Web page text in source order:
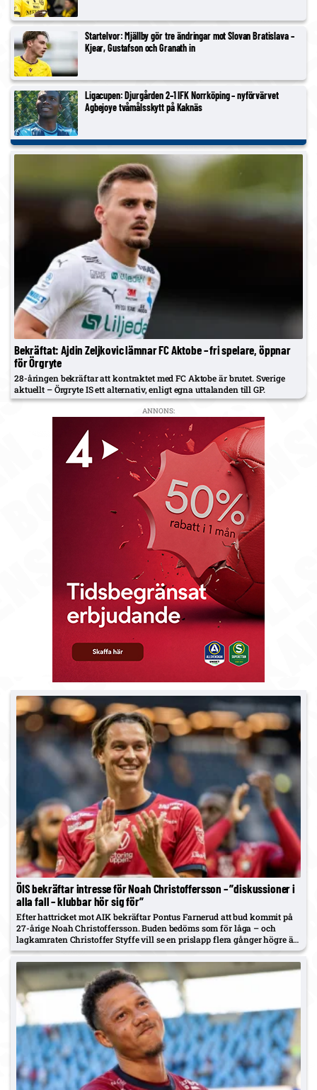
Startelvor: Mjällby gör tre ändringar mot Slovan Bratislava –
Kjear, Gustafson och Granath in
Ligacupen: Djurgården 2–1 IFK Norrköping – nyförvärvet
Agbejoye tvåmålsskytt på Kaknäs
Bekräftat: Ajdin Zeljkovic lämnar FC Aktobe – fri spelare, öppnar
för Örgryte
28-åringen bekräftar att kontraktet med FC Aktobe är brutet. Sverige
aktuellt – Örgryte IS ett alternativ, enligt egna uttalanden till GP.
ANNONS:
ÖIS bekräftar intresse för Noah Christoffersson – ”diskussioner i
alla fall – klubbar hör sig för”
Efter hattricket mot AIK bekräftar Pontus Farnerud att bud kommit på
27-årige Noah Christoffersson. Buden bedöms som för låga – och
lagkamraten Christoffer Styffe vill se en prislapp flera gånger högre än
AIK:s Carlstrand-köp på 15 miljoner.